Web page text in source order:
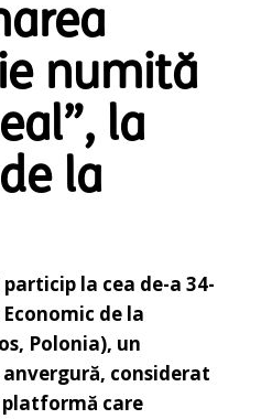
numită
la
la
la cea de-a 34-
de la
Polonia), un
considerat
care